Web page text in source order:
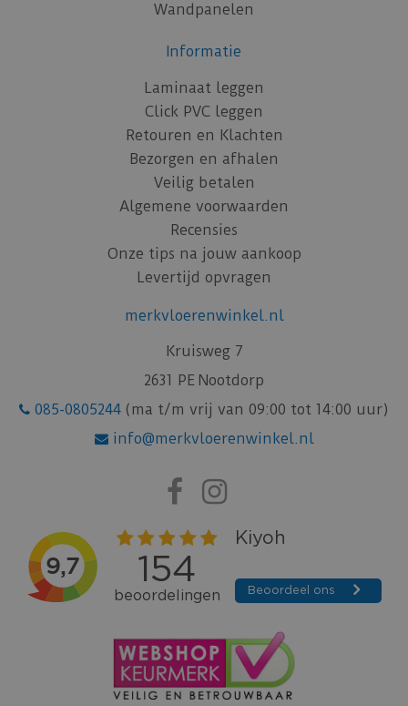
Wandpanelen
Informatie
Laminaat leggen
Click PVC leggen
Retouren en Klachten
Bezorgen en afhalen
Veilig betalen
Algemene voorwaarden
Recensies
Onze tips na jouw aankoop
Levertijd opvragen
merkvloerenwinkel.nl
Kruisweg 7
2631 PE Nootdorp
085-0805244 (ma t/m vrij van 09:00 tot 14:00 uur)
info@merkvloerenwinkel.nl